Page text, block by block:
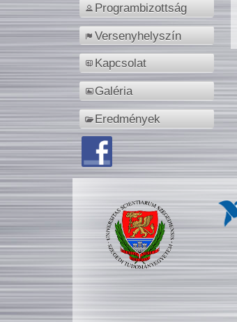
Programbizottság
Versenyhelyszín
Kapcsolat
Galéria
Eredmények